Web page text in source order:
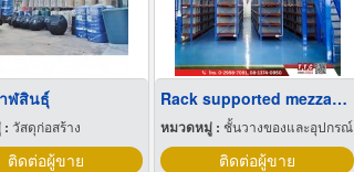
ฬสินธุ์
: วัสดุก่อสร้าง
ติดต่อผู้ขาย
Rack supported mezzanine floor
หมวดหมู่ : ชั้นวางของและอุปกรณ์
ติดต่อผู้ขาย